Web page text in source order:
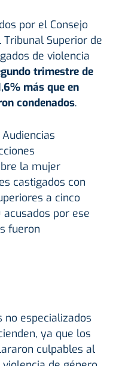
por el Consejo
Superior de
de violencia
trimestre de
más que en
condenados.
la mujer
castigados con
a cinco
por ese
fueron
no especializados
ya que los
culpables al